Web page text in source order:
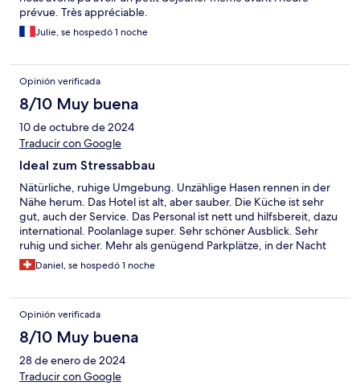
prévue. Très appréciable.
Julie, se hospedó 1 noche
Opinión verificada
8/10 Muy buena
10 de octubre de 2024
Traducir con Google
Ideal zum Stressabbau
Nätürliche, ruhige Umgebung. Unzählige Hasen rennen in der
Nähe herum. Das Hotel ist alt, aber sauber. Die Küche ist sehr
gut, auch der Service. Das Personal ist nett und hilfsbereit, dazu
international. Poolanlage super. Sehr schöner Ausblick. Sehr
ruhig und sicher. Mehr als genügend Parkplätze, in der Nacht
geschlossen. Schöne, interessante Altstadt mit einer Burg, in 20
Gehminuten, auch ein altes Wasserviadukt. Olivenplatagen.
Daniel, se hospedó 1 noche
Opinión verificada
8/10 Muy buena
28 de enero de 2024
Traducir con Google